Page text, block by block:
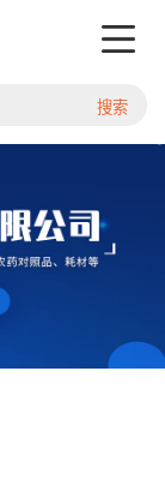
搜索